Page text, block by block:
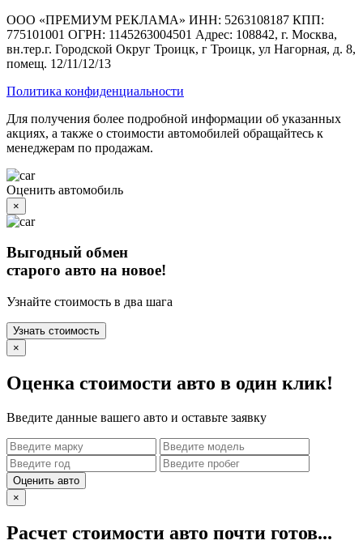
ООО «ПРЕМИУМ РЕКЛАМА» ИНН: 5263108187 КПП:
775101001 ОГРН: 1145263004501 Адрес: 108842, г. Москва,
вн.тер.г. Городской Округ Троицк, г Троицк, ул Нагорная, д. 8,
помещ. 12/11/12/13
Политика конфиденциальности
Для получения более подробной информации об указанных
акциях, а также о стоимости автомобилей обращайтесь к
менеджерам по продажам.
Оценить автомобиль
×
Выгодный обмен
старого авто на новое!
Узнайте стоимость в два шага
Узнать стоимость
×
Оценка стоимости авто в один клик!
Введите данные вашего авто и оставьте заявку
Оценить авто
×
Расчет стоимости авто почти готов...